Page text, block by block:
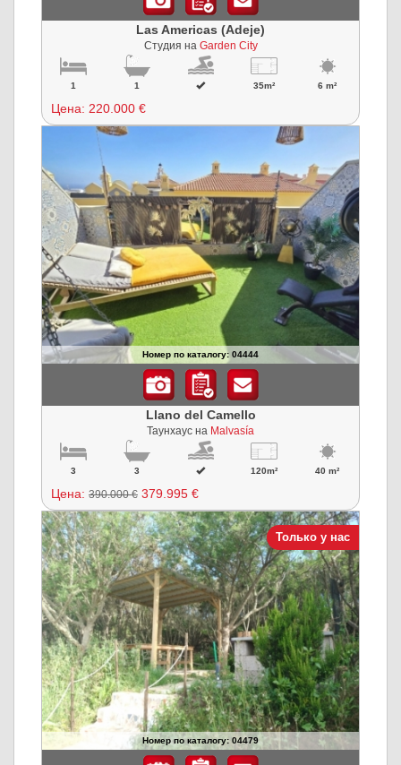
Las Americas (Adeje)
Студия на Garden City
1 1 35m² 6 m²
Цена: 220.000 €
Номер по каталогу: 04444
Llano del Camello
Таунхаус на Malvasía
3 3 120m² 40 m²
Цена: 390.000 € 379.995 €
Только у нас
Номер по каталогу: 04479